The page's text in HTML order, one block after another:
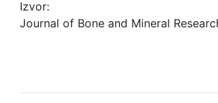
Izvor:
Journal of Bone and Mineral